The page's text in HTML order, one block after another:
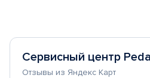
Сервисный центр
Отзывы из Яндекс Карт